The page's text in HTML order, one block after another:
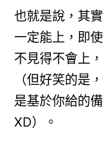
也就是說，其
一定能上，即
不見得不會上，
（但好笑的是
是基於你給的
XD）。